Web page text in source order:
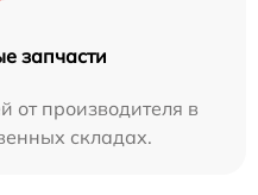
запчасти
от производителя в
складах.